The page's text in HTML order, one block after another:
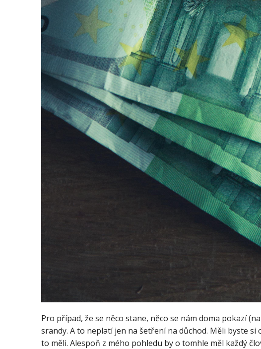
Pro případ, že se něco stane, něco se nám doma pokazí
srandy. A to neplatí jen na šetření na důchod. Měli byste
to měli. Alespoň z mého pohledu by o tomhle měl každý